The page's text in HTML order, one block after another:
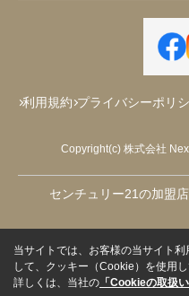
利用規約 プライバシーポリ
Copyright(c) 株式会社
センチュリー21の加盟
当サイトでは、お客様の当サイト
して、クッキー（Cookie）を使用し
詳しくは、当社の 「Cookieの取扱